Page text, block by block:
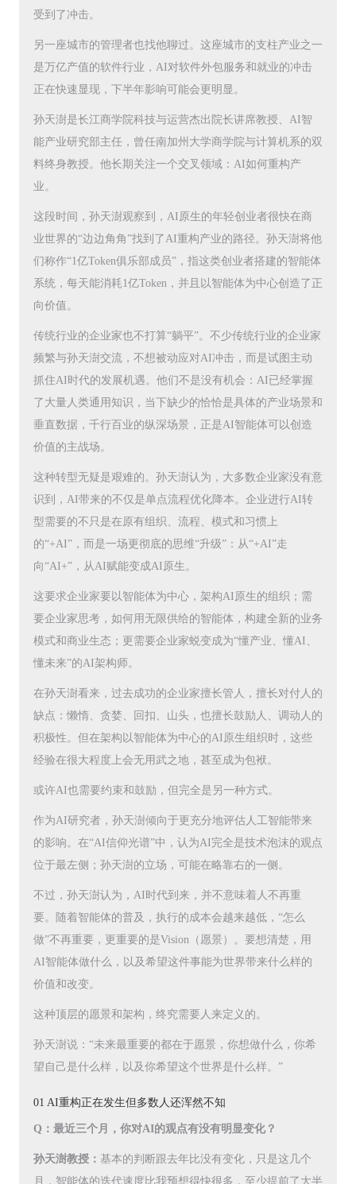
受到了冲击。
另一座城市的管理者也找他聊过。这座城市的支柱产业之一
是万亿产值的软件行业，AI对软件外包服务和就业的冲击
正在快速显现，下半年影响可能会更明显。
孙天澍是长江商学院科技与运营杰出院长讲席教授、AI智
能产业研究部主任，曾任南加州大学商学院与计算机系的双
料终身教授。他长期关注一个交叉领域：AI如何重构产
业。
这段时间，孙天澍观察到，AI原生的年轻创业者很快在商
业世界的“边边角角”找到了AI重构产业的路径。孙天澍将他
们称作“1亿Token俱乐部成员”，指这类创业者搭建的智能体
系统，每天能消耗1亿Token，并且以智能体为中心创造了正
向价值。
传统行业的企业家也不打算“躺平”。不少传统行业的企业家
频繁与孙天澍交流，不想被动应对AI冲击，而是试图主动
抓住AI时代的发展机遇。他们不是没有机会：AI已经掌握
了大量人类通用知识，当下缺少的恰恰是具体的产业场景和
垂直数据，千行百业的纵深场景，正是AI智能体可以创造
价值的主战场。
这种转型无疑是艰难的。孙天澍认为，大多数企业家没有意
识到，AI带来的不仅是单点流程优化降本。企业进行AI转
型需要的不只是在原有组织、流程、模式和习惯上
的“+AI”，而是一场更彻底的思维“升级”：从“+AI”走
向“AI+”，从AI赋能变成AI原生。
这要求企业家要以智能体为中心，架构AI原生的组织；需
要企业家思考，如何用无限供给的智能体，构建全新的业务
模式和商业生态；更需要企业家蜕变成为“懂产业、懂AI、
懂未来”的AI架构师。
在孙天澍看来，过去成功的企业家擅长管人，擅长对付人的
缺点：懒惰、贪婪、回扣、山头，也擅长鼓励人、调动人的
积极性。但在架构以智能体为中心的AI原生组织时，这些
经验在很大程度上会无用武之地，甚至成为包袱。
或许AI也需要约束和鼓励，但完全是另一种方式。
作为AI研究者，孙天澍倾向于更充分地评估人工智能带来
的影响。在“AI信仰光谱”中，认为AI完全是技术泡沫的观点
位于最左侧；孙天澍的立场，可能在略靠右的一侧。
不过，孙天澍认为，AI时代到来，并不意味着人不再重
要。随着智能体的普及，执行的成本会越来越低，“怎么
做”不再重要，更重要的是Vision（愿景）。要想清楚，用
AI智能体做什么，以及希望这件事能为世界带来什么样的
价值和改变。
这种顶层的愿景和架构，终究需要人来定义的。
孙天澍说：“未来最重要的都在于愿景，你想做什么，你希
望自己是什么样，以及你希望这个世界是什么样。”
01 AI重构正在发生但多数人还浑然不知
Q：最近三个月，你对AI的观点有没有明显变化？
孙天澍教授： 基本的判断跟去年比没有变化，只是这几个
月，智能体的迭代速度比我预想得快很多，至少提前了大半